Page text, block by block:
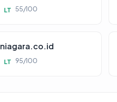
LT 55/100
niagara.co.id
LT 95/100